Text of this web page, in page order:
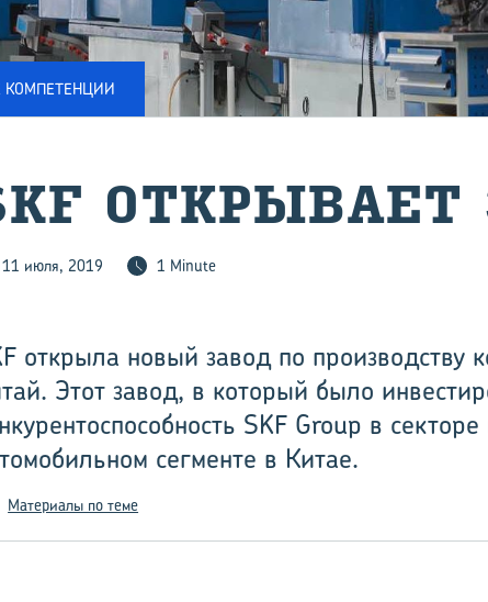
11 июля, 2019 1 Minute
открыла новый завод по
Этот завод, в который было
SKF Group в
сегменте в Китае.
Материалы по теме